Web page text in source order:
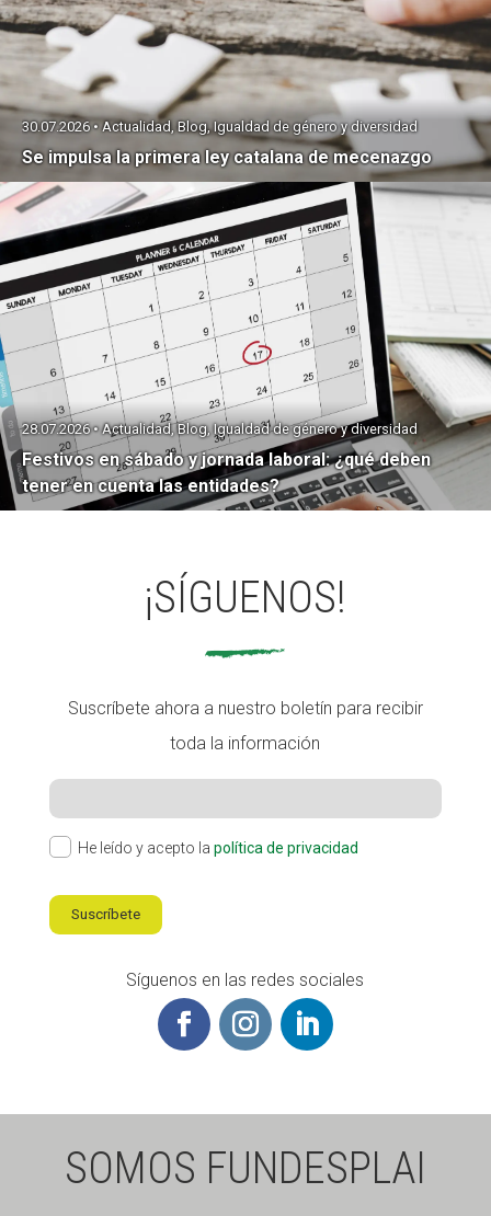
Se impulsa la primera ley catalana de mecenazgo
30.07.2026 • Actualidad, Blog, Igualdad de género y diversidad
Festivos en sábado y jornada laboral: ¿qué deben
tener en cuenta las entidades?
28.07.2026 • Actualidad, Blog, Igualdad de género y diversidad
¡SÍGUENOS!
Suscríbete ahora a nuestro boletín para recibir
toda la información
He leído y acepto la política de privacidad
Suscríbete
Síguenos en las redes sociales
SOMOS FUNDESPLAI